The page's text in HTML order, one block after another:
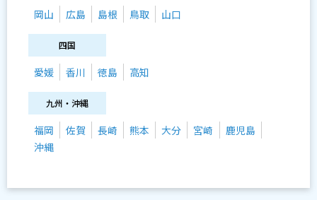
岡山 広島 島根 鳥取 山口
四国
愛媛 香川 徳島 高知
九州・沖縄
福岡 佐賀 長崎 熊本 大分 宮崎
鹿児島
沖縄